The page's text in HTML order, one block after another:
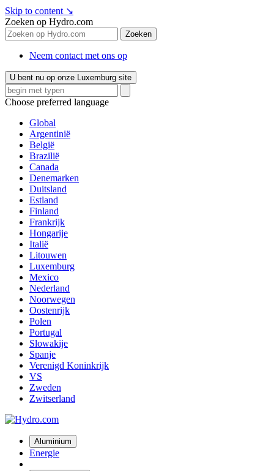
Skip to content ↘
Zoeken op Hydro.com
Zoeken
Neem contact met ons op
U bent nu op onze Luxemburg site
Choose preferred language
Global
Argentinië
België
Brazilië
Canada
Denemarken
Duitsland
Estland
Finland
Frankrijk
Hongarije
Italië
Litouwen
Luxemburg
Mexico
Nederland
Noorwegen
Oostenrijk
Polen
Portugal
Slowakije
Spanje
Verenigd Koninkrijk
VS
Zweden
Zwitserland
Aluminium
Energie